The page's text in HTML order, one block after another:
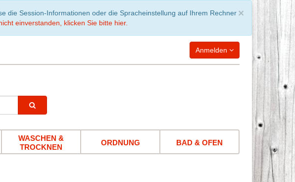
× Schließen
die Session-Informationen oder die Spracheinstellung auf Ihrem Rechner
einverstanden, klicken Sie bitte hier.
Anmelden
WASCHEN &
TROCKNEN
ORDNUNG BAD & OFEN